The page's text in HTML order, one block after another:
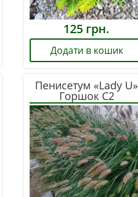
125 грн.
Додати в кошик
Пенисетум «Lady U»
Горшок С2